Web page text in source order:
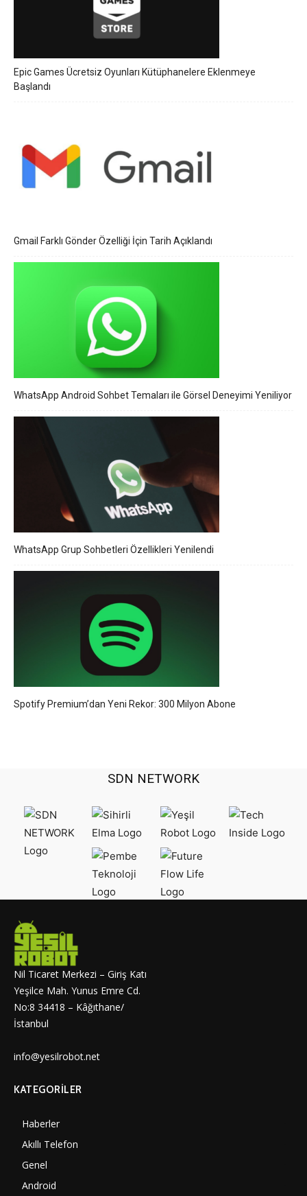
Epic Games Ücretsiz Oyunları Kütüphanelere Eklenmeye
Başlandı
Gmail Farklı Gönder Özelliği İçin Tarih Açıklandı
WhatsApp Android Sohbet Temaları ile Görsel Deneyimi Yeniliyor
WhatsApp Grup Sohbetleri Özellikleri Yenilendi
Spotify Premium’dan Yeni Rekor: 300 Milyon Abone
SDN NETWORK
Nil Ticaret Merkezi – Giriş Katı
Yeşilce Mah. Yunus Emre Cd.
No:8 34418 – Kâğıthane/
İstanbul
info@yesilrobot.net
KATEGORILER
Haberler
Akıllı Telefon
Genel
Android